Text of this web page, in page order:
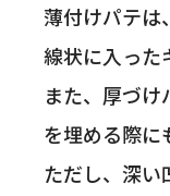
薄付けパテは
線状に入った
また、厚づ
を埋める際に
ただし、深い